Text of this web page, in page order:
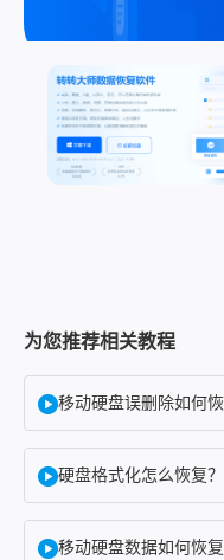
为您推荐相关教程
移动硬盘数据如何恢复